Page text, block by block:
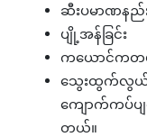
ဆီးပမာဏနည်း
ပျို့အန်ခြင်း
ကယောင်ကတမ်း
သွေးထွက်လွယ်ခ
ကျောက်ကပ်ပျ
တယ်။